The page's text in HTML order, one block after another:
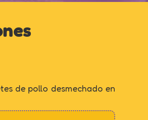
de pollo desmechado en